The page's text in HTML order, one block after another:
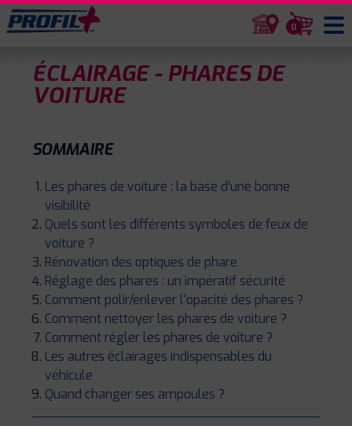
0
ÉCLAIRAGE - PHARES DE
VOITURE
SOMMAIRE
Les phares de voiture : la base d’une bonne
visibilité
Quels sont les différents symboles de feux de
voiture ?
Rénovation des optiques de phare
Réglage des phares : un impératif sécurité
Comment polir/enlever l'opacité des phares ?
Comment nettoyer les phares de voiture ?
Comment régler les phares de voiture ?
Les autres éclairages indispensables du
véhicule
Quand changer ses ampoules ?